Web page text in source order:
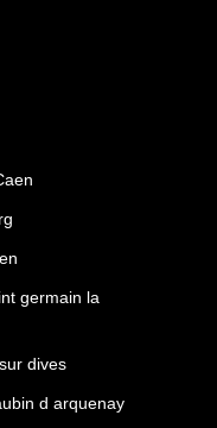
germain la
dives
d arquenay